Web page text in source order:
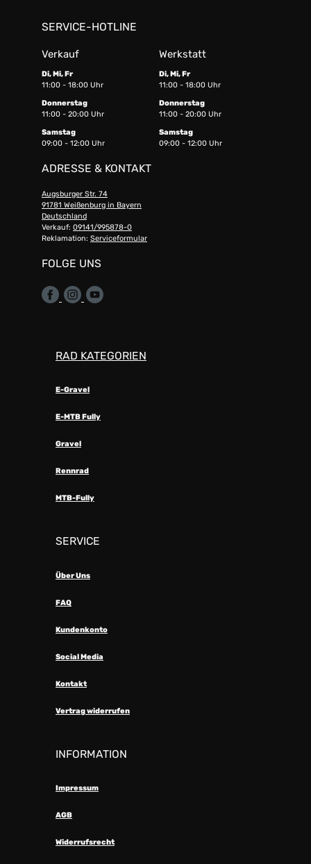
SERVICE-HOTLINE
Verkauf Werkstatt
Di, Mi, Fr
11:00 - 18:00 Uhr
Di, Mi, Fr
11:00 - 18:00 Uhr
Donnerstag
11:00 - 20:00 Uhr
Donnerstag
11:00 - 20:00 Uhr
Samstag
09:00 - 12:00 Uhr
Samstag
09:00 - 12:00 Uhr
ADRESSE & KONTAKT
Augsburger Str. 74
91781 Weißenburg in Bayern
Deutschland
Verkauf: 09141/995878-0
Reklamation: Serviceformular
FOLGE UNS
RAD KATEGORIEN
E-Gravel
E-MTB Fully
Gravel
Rennrad
MTB-Fully
SERVICE
Über Uns
FAQ
Kundenkonto
Social Media
Kontakt
Vertrag widerrufen
INFORMATION
Impressum
AGB
Widerrufsrecht